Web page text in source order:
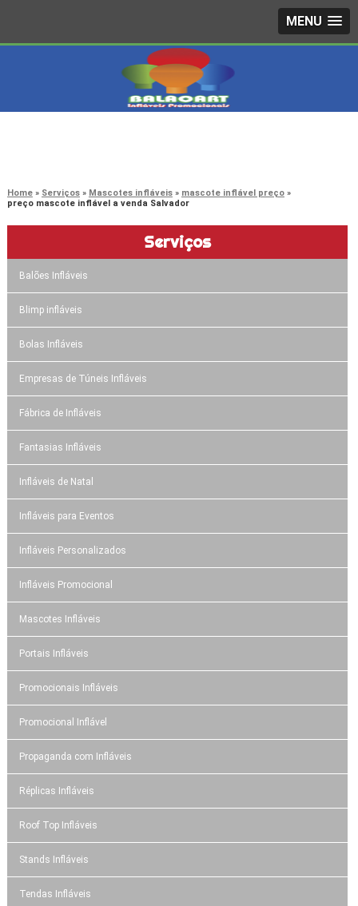
MENU
Home Serviços Mascotes infláveis
mascote inflável preço
preço mascote inflável a venda Salvador
Serviços
Balões Infláveis
Blimp infláveis
Bolas Infláveis
Empresas de Túneis Infláveis
Fábrica de Infláveis
Fantasias Infláveis
Infláveis de Natal
Infláveis para Eventos
Infláveis Personalizados
Infláveis Promocional
Mascotes Infláveis
Portais Infláveis
Promocionais Infláveis
Promocional Inflável
Propaganda com Infláveis
Réplicas Infláveis
Roof Top Infláveis
Stands Infláveis
Tendas Infláveis